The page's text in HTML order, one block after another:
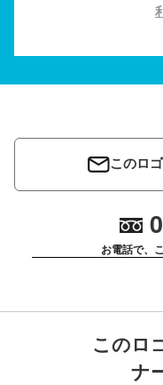
このロ
お電話で、
このロ
ナ